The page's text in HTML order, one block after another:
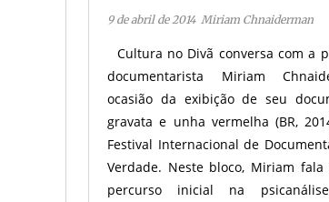
9 de abril de 2014 Miriam Chnaiderman
Cultura no Divã conversa com a
documentarista Miriam
ocasião da exibição de seu
gravata e unha vermelha (BR,
Festival Internacional de
Verdade. Neste bloco, Miriam
percurso inicial na